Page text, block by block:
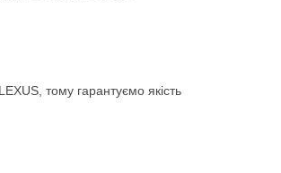
тому гарантуємо якість